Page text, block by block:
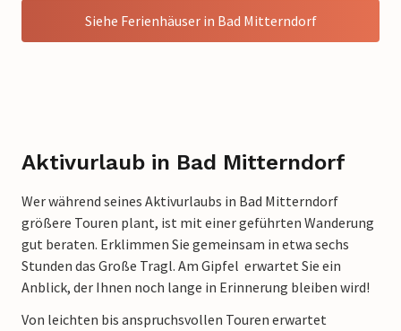
Siehe Ferienhäuser in Bad Mitterndorf
Aktivurlaub in Bad Mitterndorf
Wer während seines Aktivurlaubs in Bad Mitterndorf
größere Touren plant, ist mit einer geführten Wanderung
gut beraten. Erklimmen Sie gemeinsam in etwa sechs
Stunden das Große Tragl. Am Gipfel erwartet Sie ein
Anblick, der Ihnen noch lange in Erinnerung bleiben wird!
Von leichten bis anspruchsvollen Touren erwartet